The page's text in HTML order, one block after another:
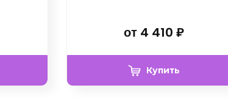
от4 410 ₽
Купить